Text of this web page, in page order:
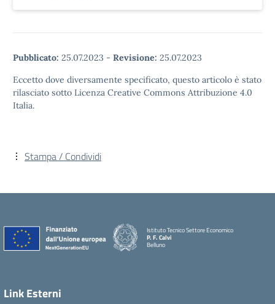
Pubblicato: 25.07.2023 - Revisione: 25.07.2023
Eccetto dove diversamente specificato, questo articolo è stato
rilasciato sotto Licenza Creative Commons Attribuzione 4.0
Italia.
Stampa / Condividi
Istituto Tecnico Settore Economico
P. F. Calvi
Belluno
Link Esterni